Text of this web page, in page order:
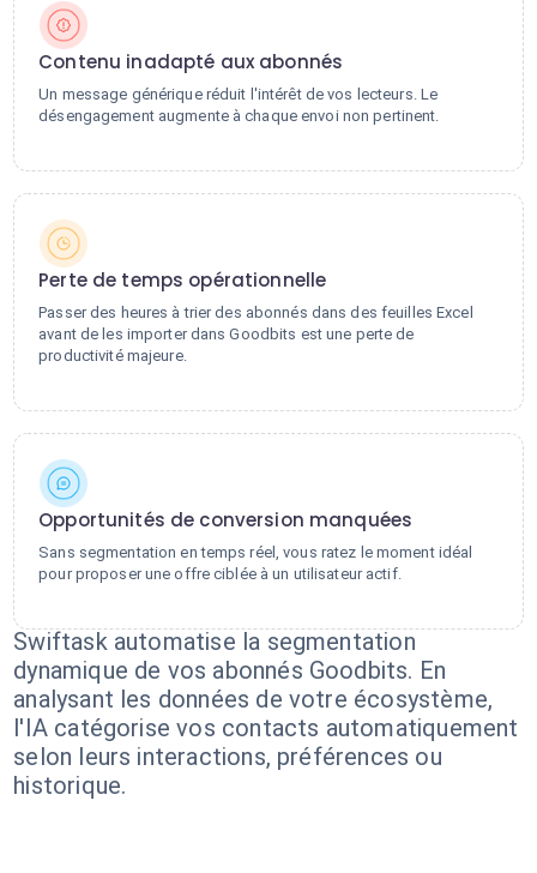
Contenu inadapté aux abonnés
Un message générique réduit l'intérêt de vos lecteurs. Le
désengagement augmente à chaque envoi non pertinent.
Perte de temps opérationnelle
Passer des heures à trier des abonnés dans des feuilles Excel
avant de les importer dans Goodbits est une perte de
productivité majeure.
Opportunités de conversion manquées
Sans segmentation en temps réel, vous ratez le moment idéal
pour proposer une offre ciblée à un utilisateur actif.
Swiftask automatise la segmentation
dynamique de vos abonnés Goodbits. En
analysant les données de votre écosystème,
l'IA catégorise vos contacts automatiquement
selon leurs interactions, préférences ou
historique.